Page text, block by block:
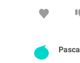
Pascal